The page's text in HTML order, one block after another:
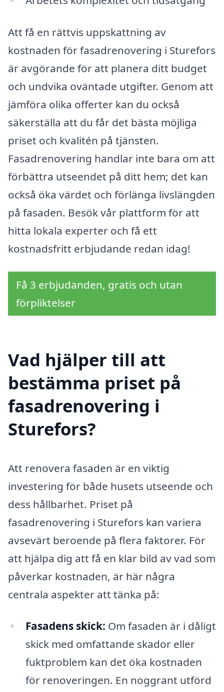
Att få en rättvis uppskattning av
kostnaden för fasadrenovering i Sturefors
är avgörande för att planera ditt budget
och undvika oväntade utgifter. Genom att
jämföra olika offerter kan du också
säkerställa att du får det bästa möjliga
priset och kvalitén på tjänsten.
Fasadrenovering handlar inte bara om att
förbättra utseendet på ditt hem; det kan
också öka värdet och förlänga livslängden
på fasaden. Besök vår plattform för att
hitta lokala experter och få ett
kostnadsfritt erbjudande redan idag!
Få 3 erbjudanden, gratis och utan
förpliktelser
Vad hjälper till att
bestämma priset på
fasadrenovering i
Sturefors?
Att renovera fasaden är en viktig
investering för både husets utseende och
dess hållbarhet. Priset på
fasadrenovering i Sturefors kan variera
avsevärt beroende på flera faktorer. För
att hjälpa dig att få en klar bild av vad som
påverkar kostnaden, är här några
centrala aspekter att tänka på:
Fasadens skick: Om fasaden är i dåligt
skick med omfattande skador eller
fuktproblem kan det öka kostnaden
för renoveringen. En noggrant utförd